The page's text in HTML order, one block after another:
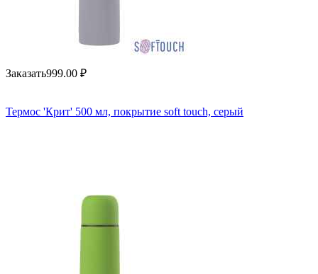
Заказать999.00 ₽
Термос 'Крит' 500 мл, покрытие soft touch, серый